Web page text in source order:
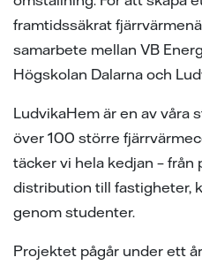
framtidssäkrat
samarbete mellan VB
Högskolan Dalarna och
LudvikaHem är en av våra
över 100 större
täcker vi hela kedjan – från
distribution till fastigheter,
genom studenter.
Projektet pågår under ett